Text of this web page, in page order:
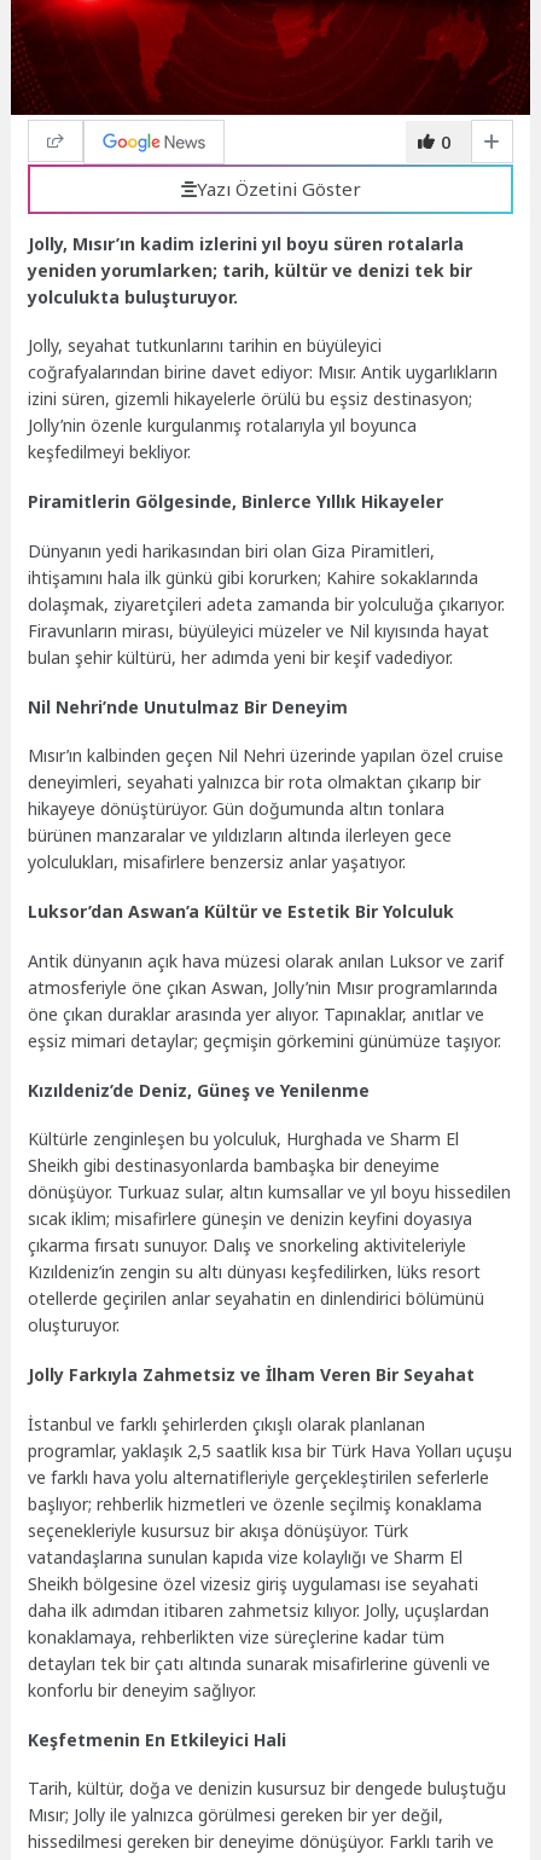
0
Yazı Özetini Göster
Jolly, Mısır’ın kadim izlerini yıl boyu süren rotalarla
yeniden yorumlarken; tarih, kültür ve denizi tek bir
yolculukta buluşturuyor.
Jolly, seyahat tutkunlarını tarihin en büyüleyici
coğrafyalarından birine davet ediyor: Mısır. Antik uygarlıkların
izini süren, gizemli hikayelerle örülü bu eşsiz destinasyon;
Jolly’nin özenle kurgulanmış rotalarıyla yıl boyunca
keşfedilmeyi bekliyor.
Piramitlerin Gölgesinde, Binlerce Yıllık Hikayeler
Dünyanın yedi harikasından biri olan Giza Piramitleri,
ihtişamını hala ilk günkü gibi korurken; Kahire sokaklarında
dolaşmak, ziyaretçileri adeta zamanda bir yolculuğa çıkarıyor.
Firavunların mirası, büyüleyici müzeler ve Nil kıyısında hayat
bulan şehir kültürü, her adımda yeni bir keşif vadediyor.
Nil Nehri’nde Unutulmaz Bir Deneyim
Mısır’ın kalbinden geçen Nil Nehri üzerinde yapılan özel cruise
deneyimleri, seyahati yalnızca bir rota olmaktan çıkarıp bir
hikayeye dönüştürüyor. Gün doğumunda altın tonlara
bürünen manzaralar ve yıldızların altında ilerleyen gece
yolculukları, misafirlere benzersiz anlar yaşatıyor.
Luksor’dan Aswan’a Kültür ve Estetik Bir Yolculuk
Antik dünyanın açık hava müzesi olarak anılan Luksor ve zarif
atmosferiyle öne çıkan Aswan, Jolly’nin Mısır programlarında
öne çıkan duraklar arasında yer alıyor. Tapınaklar, anıtlar ve
eşsiz mimari detaylar; geçmişin görkemini günümüze taşıyor.
Kızıldeniz’de Deniz, Güneş ve Yenilenme
Kültürle zenginleşen bu yolculuk, Hurghada ve Sharm El
Sheikh gibi destinasyonlarda bambaşka bir deneyime
dönüşüyor. Turkuaz sular, altın kumsallar ve yıl boyu hissedilen
sıcak iklim; misafirlere güneşin ve denizin keyfini doyasıya
çıkarma fırsatı sunuyor. Dalış ve snorkeling aktiviteleriyle
Kızıldeniz’in zengin su altı dünyası keşfedilirken, lüks resort
otellerde geçirilen anlar seyahatin en dinlendirici bölümünü
oluşturuyor.
Jolly Farkıyla Zahmetsiz ve İlham Veren Bir Seyahat
İstanbul ve farklı şehirlerden çıkışlı olarak planlanan
programlar, yaklaşık 2,5 saatlik kısa bir Türk Hava Yolları uçuşu
ve farklı hava yolu alternatifleriyle gerçekleştirilen seferlerle
başlıyor; rehberlik hizmetleri ve özenle seçilmiş konaklama
seçenekleriyle kusursuz bir akışa dönüşüyor. Türk
vatandaşlarına sunulan kapıda vize kolaylığı ve Sharm El
Sheikh bölgesine özel vizesiz giriş uygulaması ise seyahati
daha ilk adımdan itibaren zahmetsiz kılıyor. Jolly, uçuşlardan
konaklamaya, rehberlikten vize süreçlerine kadar tüm
detayları tek bir çatı altında sunarak misafirlerine güvenli ve
konforlu bir deneyim sağlıyor.
Keşfetmenin En Etkileyici Hali
Tarih, kültür, doğa ve denizin kusursuz bir dengede buluştuğu
Mısır; Jolly ile yalnızca görülmesi gereken bir yer değil,
hissedilmesi gereken bir deneyime dönüşüyor. Farklı tarih ve